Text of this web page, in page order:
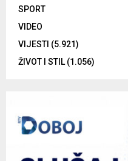
SPORT
VIDEO
VIJESTI (5.921)
ŽIVOT I STIL (1.056)